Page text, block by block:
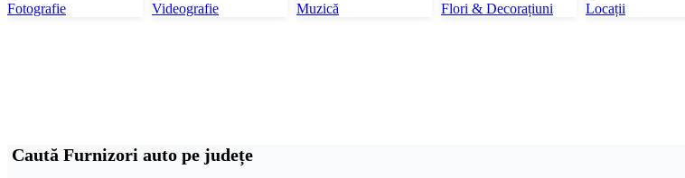
Fotografie Videografie Muzică Flori & Decorațiuni Locații
Caută Furnizori auto pe județe